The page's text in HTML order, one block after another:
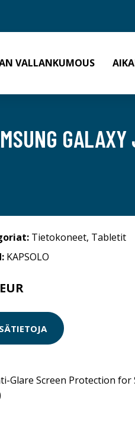
VALLANKUMOUS
Tietokoneet, Tabletit
KAPSOLO
Glare Screen Protection for